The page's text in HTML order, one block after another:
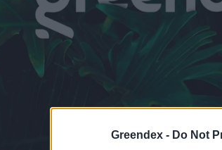
Greendex - Do Not